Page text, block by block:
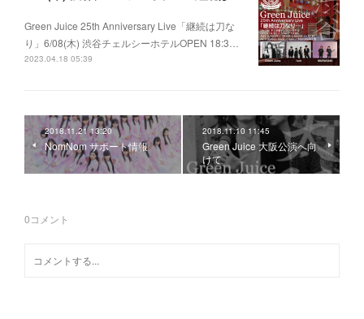
Green Juice 25th Anniversary Live「継続は刀な
り」6/08(木) 渋谷チェルシーホテルOPEN 18:3…
2023.04.18 05:39
2018.11.21 13:20
NomNom サポート情報
2018.11.10 11:45
Green Juice 大阪公演へ向
けて
0コメント